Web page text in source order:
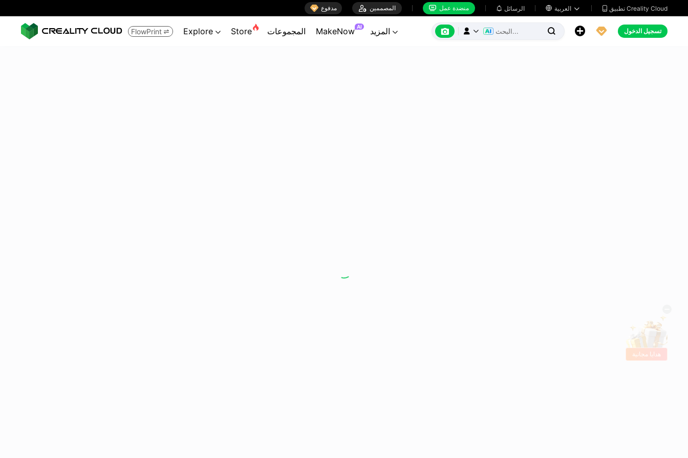
 مدفوع  المصممين  منضدة عمل  الرسائل    تطبيق Creality Cloud
FlowPrint  Explore  Store المجموعات MakeNow AI
       تسجيل الدخول
هدايا مجانية